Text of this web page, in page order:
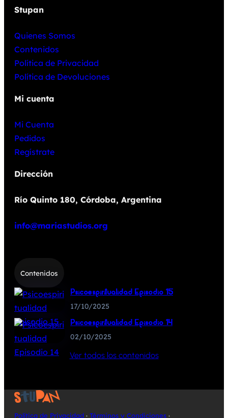
Stupan
Quienes Somos
Contenidos
Política de Privacidad
Política de Devoluciones
Mi cuenta
Mi Cuenta
Pedidos
Regístrate
Dirección
Río Quinto 180, Córdoba, Argentina
info@mariastudios.org
Contenidos
Psicoespiritualidad Episodio 15
17/10/2025
Psicoespiritualidad Episodio 14
02/10/2025
Ver todos los contenidos
Política de Privacidad · Términos y Condiciones ·